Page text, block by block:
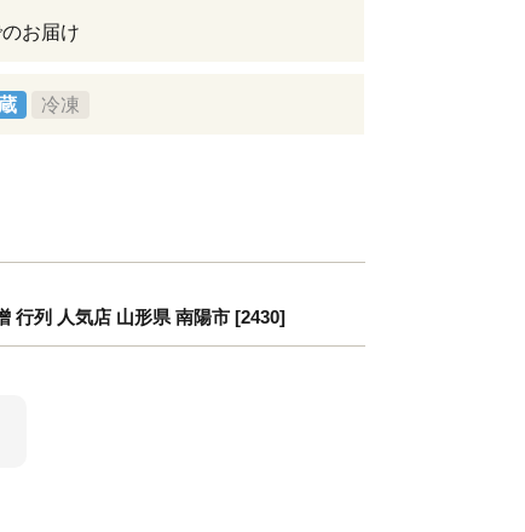
お届け
冷凍
行列 人気店 山形県 南陽市 [2430]